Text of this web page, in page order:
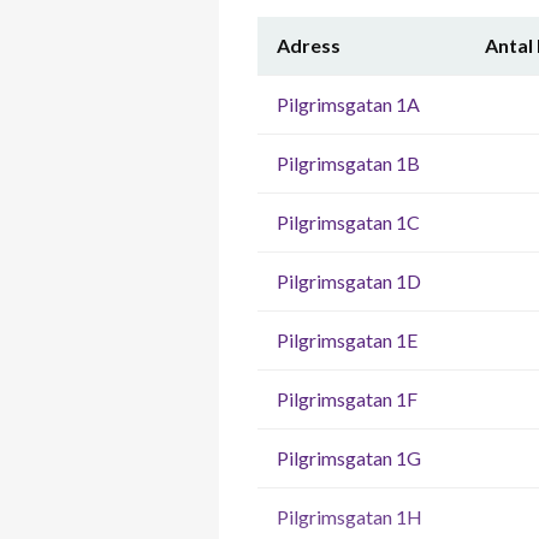
Adress Antal
Pilgrimsgatan 1A
Pilgrimsgatan 1B
Pilgrimsgatan 1C
Pilgrimsgatan 1D
Pilgrimsgatan 1E
Pilgrimsgatan 1F
Pilgrimsgatan 1G
Pilgrimsgatan 1H